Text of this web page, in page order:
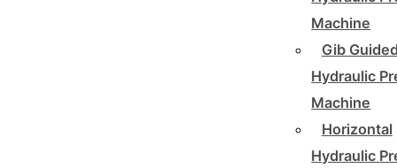
Machine
Gib
Hydraulic
Machine
Horizontal
Hydraulic